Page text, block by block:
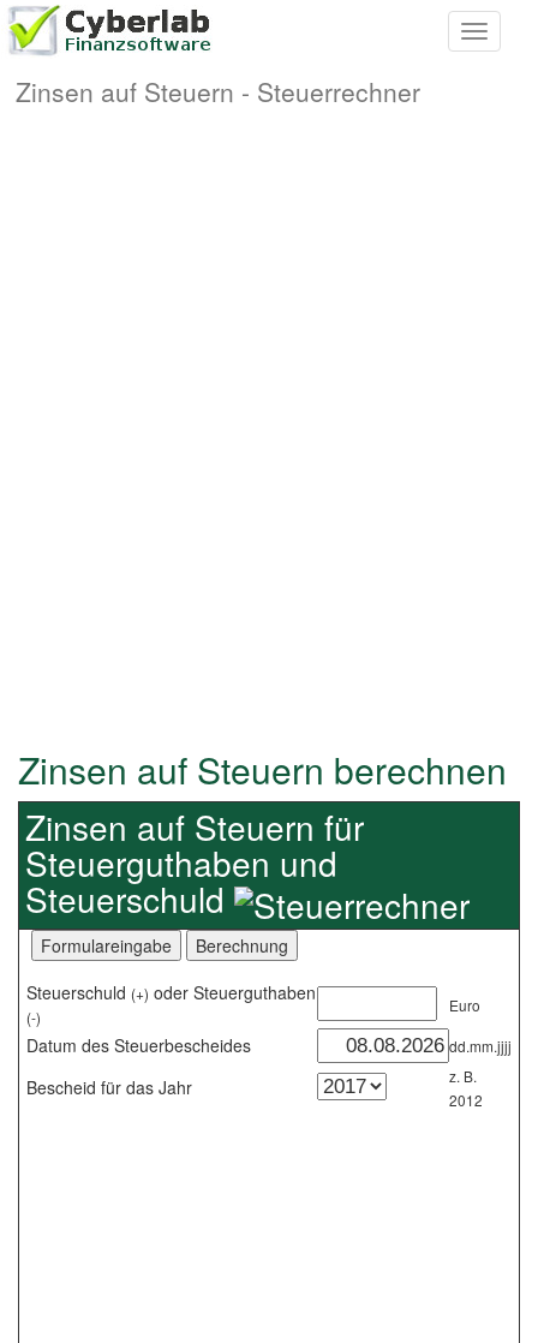
Toggle
Zinsen auf Steuern - Steuerrechner
Zinsen auf Steuern berechnen
Zinsen auf Steuern für
Steuerguthaben und
Steuerschuld
Steuerschuld (+) oder Steuerguthaben
(-)
Euro
Datum des Steuerbescheides dd.mm.jjjj
Bescheid für das Jahr
z. B.
2012